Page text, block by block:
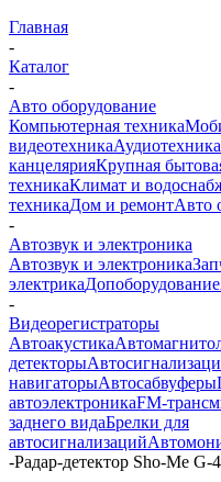
Главная
-
Каталог
-
Авто оборудование
Компьютерная техника
видеотехникаАудиотехника
канцелярияКрупная
техникаКлимат и
техникаДом и ремонтАвто
-
Автозвук и электроника
Автозвук и электроника
электрикаДопоборудование
-
Видеорегистраторы
Автоакустика
детекторы
навигаторыАвтосабвуферы
автоэлектроникаFM-
заднего видаБрелки для
автосигнализаций
-Радар-детектор Sho-Me